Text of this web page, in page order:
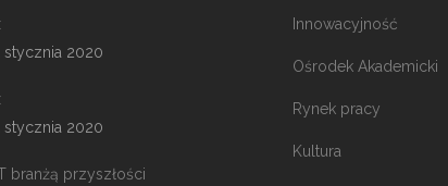
stycznia 2020
stycznia 2020
branżą przyszłości
Innowacyjność
Ośrodek Akademicki
Rynek pracy
Kultura